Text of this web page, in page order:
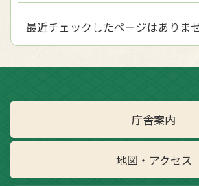
最近チェックしたページはありませ
庁舎案内
地図・アクセス